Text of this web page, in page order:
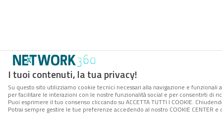
I tuoi contenuti, la tua privacy!
Su questo sito utilizziamo cookie tecnici necessari alla navigazione e
per facilitare le interazioni con le nostre funzionalità social e per consentirti di
Puoi esprimere il tuo consenso cliccando su ACCETTA TUTTI I COOKIE.
Potrai sempre gestire le tue preferenze accedendo al nostro COOKIE